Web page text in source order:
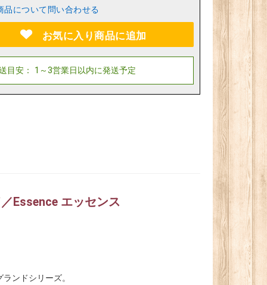
品について問い合わせる
お気に入り商品に追加
Essence エッセンス
ンドシリーズ。